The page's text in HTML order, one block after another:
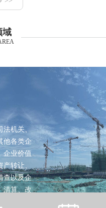
域
法机关、
他各类企
企业价值
转让、
查以及企
清算、改